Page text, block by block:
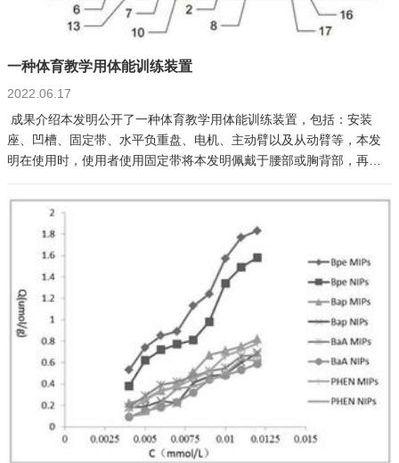
一种体育教学用体能训练装置
2022.06.17
成果介绍本发明公开了一种体育教学用体能训练装置，包括：安装
座、凹槽、固定带、水平负重盘、电机、主动臂以及从动臂等，本发
明在使用时，使用者使用固定带将本发明佩戴于腰部或胸背部，再通
为水平负重盘在凹槽内的左右循环运动，沉重的水平负重盘左右循环
运动会造成重心的往复偏移，从而能够在使用者进行平衡木训练时，
通过让使用者的身体自身产生重心左右摇摆，而非是使用者足下支撑
物的震动来干扰使用者平衡，能够更加贴近现实地锻炼使用者在体能
训练平衡木项目上的平衡能力。成果信息专利类型： 发明授权申请
号： CN202111050816.1申请（专利权）人：武夷学院发明人：黄章
权